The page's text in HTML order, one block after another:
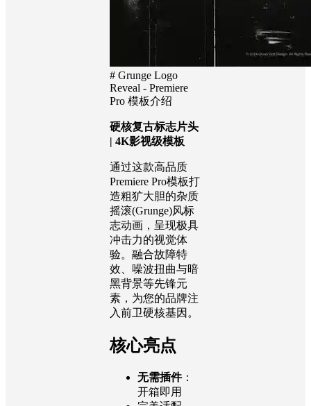
# Grunge Logo
Reveal - Premiere
Pro 模板介绍
硬核复古标志片头
| 4K影视级模板
通过这款高品质
Premiere Pro模板打
造粗犷大胆的杂质
摇滚(Grunge)风标
志动画，呈现极具
冲击力的视觉体
验。融合故障特
效、噪波扭曲与暗
黑背景等先锋元
素，为您的品牌注
入前卫硬核基因。
核心亮点
无需插件：
开箱即用